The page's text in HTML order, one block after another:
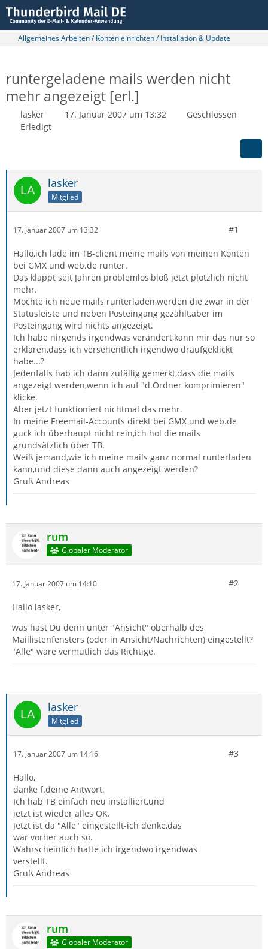
Allgemeines Arbeiten / Konten einrichten / Installation & Update
runtergeladene mails werden nicht
mehr angezeigt [erl.]
lasker 17. Januar 2007 um 13:32
Geschlossen
Erledigt
lasker
Mitglied
17. Januar 2007 um 13:32 #1
Hallo,ich lade im TB-client meine mails von meinen Konten
bei GMX und web.de runter.
Das klappt seit Jahren problemlos,bloß jetzt plötzlich nicht
mehr.
Möchte ich neue mails runterladen,werden die zwar in der
Statusleiste und neben Posteingang gezählt,aber im
Posteingang wird nichts angezeigt.
Ich habe nirgends irgendwas verändert,kann mir das nur so
erklären,dass ich versehentlich irgendwo draufgeklickt
habe...?
Jedenfalls hab ich dann zufällig gemerkt,dass die mails
angezeigt werden,wenn ich auf "d.Ordner komprimieren"
klicke.
Aber jetzt funktioniert nichtmal das mehr.
In meine Freemail-Accounts direkt bei GMX und web.de
guck ich überhaupt nicht rein,ich hol die mails
grundsätzlich über TB.
Weiß jemand,wie ich meine mails ganz normal runterladen
kann,und diese dann auch angezeigt werden?
Gruß Andreas
rum
Globaler Moderator
17. Januar 2007 um 14:10 #2
Hallo lasker,
was hast Du denn unter "Ansicht" oberhalb des
Maillistenfensters (oder in Ansicht/Nachrichten) eingestellt?
"Alle" wäre vermutlich das Richtige.
lasker
Mitglied
17. Januar 2007 um 14:16 #3
Hallo,
danke f.deine Antwort.
Ich hab TB einfach neu installiert,und
jetzt ist wieder alles OK.
Jetzt ist da "Alle" eingestellt-ich denke,das
war vorher auch so.
Wahrscheinlich hatte ich irgendwo irgendwas
verstellt.
Gruß Andreas
rum
Globaler Moderator